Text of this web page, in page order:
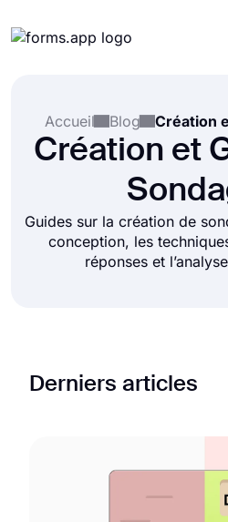
Intégrations
Modèles
Tarification
Accueil
Blog
Création et
Guides sur la création de
conception, les
réponses et
Derniers articles